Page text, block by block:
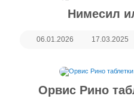
Нимесил
06.01.2026 17.03.2025
Орвис Рино